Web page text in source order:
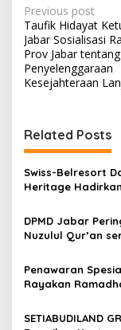
P
o
s
t
a
v
i
g
a
t
i
o
Previous post
Taufik Hidayat
Jabar Sosialisasi
Prov Jabar tentang
Penyelenggaraan
Kesejahteraan
Related Posts
Swiss-Belresort
Heritage Hadirkan
Persia”, Sensasi
Bernuansa Timur
Dago Atas
DPMD Jabar
Nuzulul Qur’an
Yatim dan Dhuafa
Penawaran
Rayakan
Bandung
SETIABUDILAND